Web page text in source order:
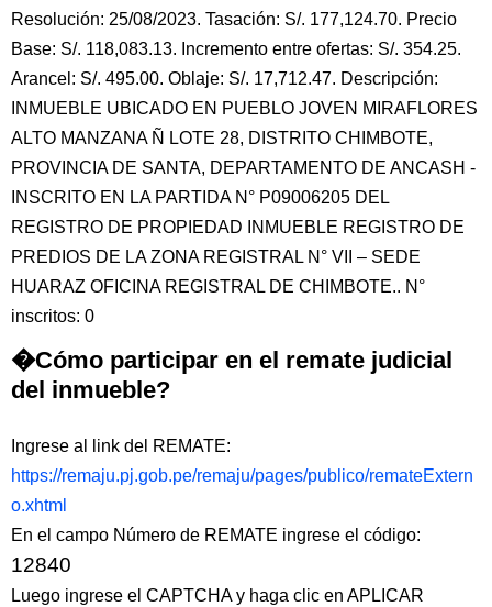
Resolución: 25/08/2023. Tasación: S/. 177,124.70. Precio
Base: S/. 118,083.13. Incremento entre ofertas: S/. 354.25.
Arancel: S/. 495.00. Oblaje: S/. 17,712.47. Descripción:
INMUEBLE UBICADO EN PUEBLO JOVEN MIRAFLORES
ALTO MANZANA Ñ LOTE 28, DISTRITO CHIMBOTE,
PROVINCIA DE SANTA, DEPARTAMENTO DE ANCASH -
INSCRITO EN LA PARTIDA N° P09006205 DEL
REGISTRO DE PROPIEDAD INMUEBLE REGISTRO DE
PREDIOS DE LA ZONA REGISTRAL N° VII – SEDE
HUARAZ OFICINA REGISTRAL DE CHIMBOTE.. N°
inscritos: 0
�Cómo participar en el remate judicial
del inmueble?
Ingrese al link del REMATE:
https://remaju.pj.gob.pe/remaju/pages/publico/remateExtern
o.xhtml
En el campo Número de REMATE ingrese el código:
12840
Luego ingrese el CAPTCHA y haga clic en APLICAR